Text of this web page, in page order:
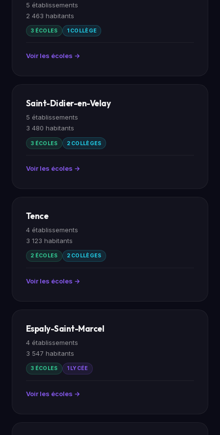
5 établissements
2 463 habitants
3 ÉCOLES 1 COLLÈGE
Voir les écoles →
Saint-Didier-en-Velay
5 établissements
3 480 habitants
3 ÉCOLES 2 COLLÈGES
Voir les écoles →
Tence
4 établissements
3 123 habitants
2 ÉCOLES 2 COLLÈGES
Voir les écoles →
Espaly-Saint-Marcel
4 établissements
3 547 habitants
3 ÉCOLES 1 LYCÉE
Voir les écoles →